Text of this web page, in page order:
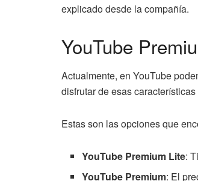
explicado desde la compañía.
YouTube
Actualmente, en YouTube
disfrutar de esas
Estas son las opciones que
YouTube Premium Lite:
YouTube Premium: El